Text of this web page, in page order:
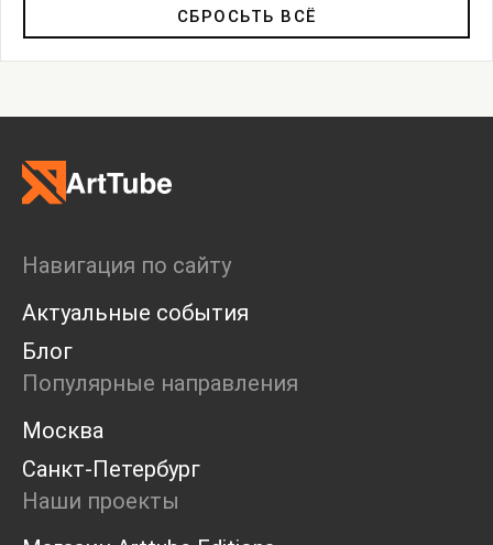
Дискуссия
Пост-релиз
Пресс-конференция
Ярмарка
Open call
Экскурсия
Дискуссия
Cosmoscow 2024
Blazar 2024
Встречи
Круглый стол
СБРОСЬТЬ ВСЁ
Навигация по сайту
Актуальные события
Блог
Популярные направления
Москва
Санкт-Петербург
Наши проекты